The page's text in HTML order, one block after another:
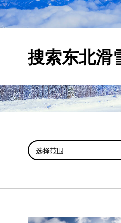
搜索东北滑
选择范围